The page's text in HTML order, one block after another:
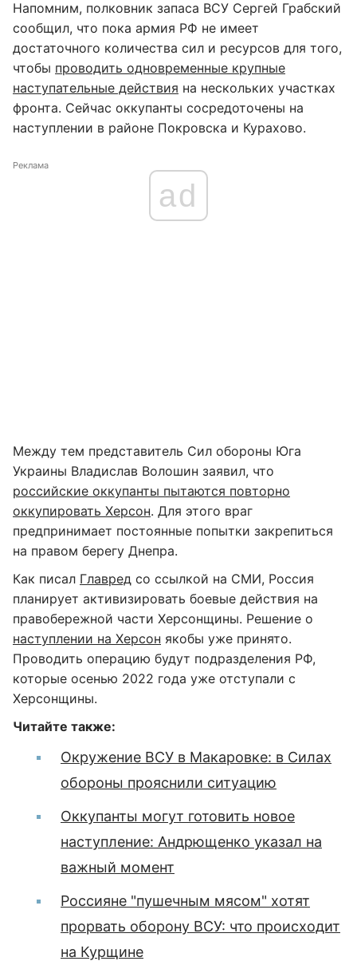
Напомним, полковник запаса ВСУ Сергей Грабский
сообщил, что пока армия РФ не имеет
достаточного количества сил и ресурсов для того,
чтобы проводить одновременные крупные
наступательные действия на нескольких участках
фронта. Сейчас оккупанты сосредоточены на
наступлении в районе Покровска и Курахово.
Реклама
ad
Между тем представитель Сил обороны Юга
Украины Владислав Волошин заявил, что
российские оккупанты пытаются повторно
оккупировать Херсон. Для этого враг
предпринимает постоянные попытки закрепиться
на правом берегу Днепра.
Как писал Главред со ссылкой на СМИ, Россия
планирует активизировать боевые действия на
правобережной части Херсонщины. Решение о
наступлении на Херсон якобы уже принято.
Проводить операцию будут подразделения РФ,
которые осенью 2022 года уже отступали с
Херсонщины.
Читайте также:
Окружение ВСУ в Макаровке: в Силах
обороны прояснили ситуацию
Оккупанты могут готовить новое
наступление: Андрющенко указал на
важный момент
Россияне "пушечным мясом" хотят
прорвать оборону ВСУ: что происходит
на Курщине